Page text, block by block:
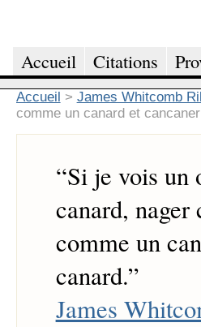
Accueil Citations
Accueil > James Whitcomb
comme un canard et
“Si je vois un
canard, nager
comme un
canard.”
James